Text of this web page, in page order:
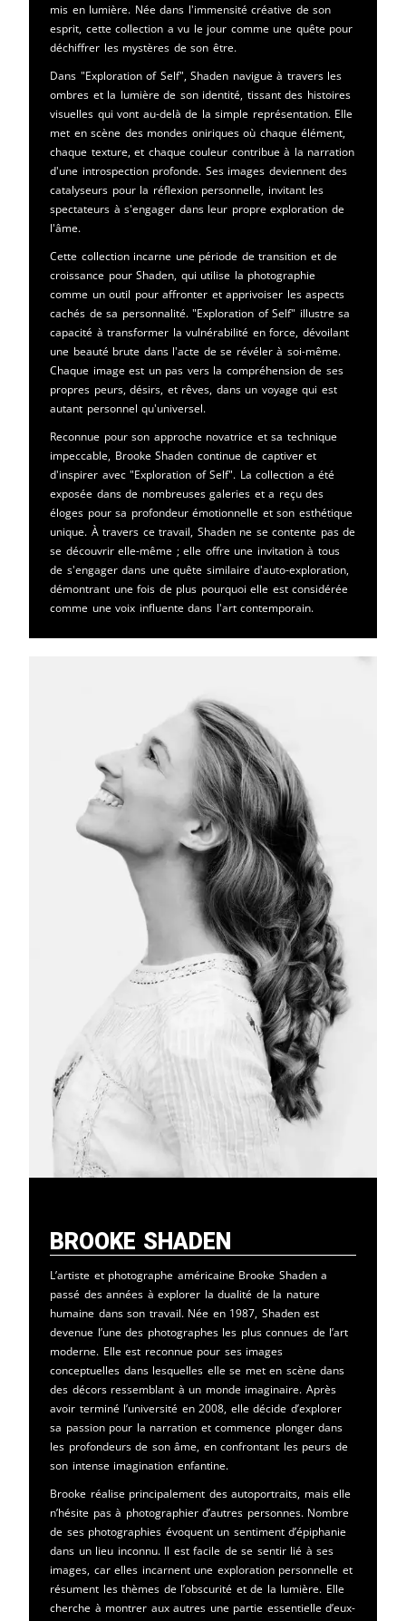
mis en lumière. Née dans l'immensité créative de son
esprit, cette collection a vu le jour comme une quête pour
déchiffrer les mystères de son être.
Dans "Exploration of Self", Shaden navigue à travers les
ombres et la lumière de son identité, tissant des histoires
visuelles qui vont au-delà de la simple représentation. Elle
met en scène des mondes oniriques où chaque élément,
chaque texture, et chaque couleur contribue à la narration
d'une introspection profonde. Ses images deviennent des
catalyseurs pour la réflexion personnelle, invitant les
spectateurs à s'engager dans leur propre exploration de
l'âme.
Cette collection incarne une période de transition et de
croissance pour Shaden, qui utilise la photographie
comme un outil pour affronter et apprivoiser les aspects
cachés de sa personnalité. "Exploration of Self" illustre sa
capacité à transformer la vulnérabilité en force, dévoilant
une beauté brute dans l'acte de se révéler à soi-même.
Chaque image est un pas vers la compréhension de ses
propres peurs, désirs, et rêves, dans un voyage qui est
autant personnel qu'universel.
Reconnue pour son approche novatrice et sa technique
impeccable, Brooke Shaden continue de captiver et
d'inspirer avec "Exploration of Self". La collection a été
exposée dans de nombreuses galeries et a reçu des
éloges pour sa profondeur émotionnelle et son esthétique
unique. À travers ce travail, Shaden ne se contente pas de
se découvrir elle-même ; elle offre une invitation à tous
de s'engager dans une quête similaire d'auto-exploration,
démontrant une fois de plus pourquoi elle est considérée
comme une voix influente dans l'art contemporain.
Brooke Shaden
L’artiste et photographe américaine Brooke Shaden a
passé des années à explorer la dualité de la nature
humaine dans son travail. Née en 1987, Shaden est
devenue l’une des photographes les plus connues de l’art
moderne. Elle est reconnue pour ses images
conceptuelles dans lesquelles elle se met en scène dans
des décors ressemblant à un monde imaginaire. Après
avoir terminé l’université en 2008, elle décide d’explorer
sa passion pour la narration et commence plonger dans
les profondeurs de son âme, en confrontant les peurs de
son intense imagination enfantine.
Brooke réalise principalement des autoportraits, mais elle
n’hésite pas à photographier d’autres personnes. Nombre
de ses photographies évoquent un sentiment d’épiphanie
dans un lieu inconnu. Il est facile de se sentir lié à ses
images, car elles incarnent une exploration personnelle et
résument les thèmes de l’obscurité et de la lumière. Elle
cherche à montrer aux autres une partie essentielle d’eux-